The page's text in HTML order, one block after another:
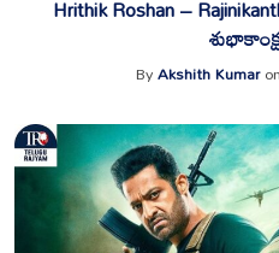
Hrithik Roshan –
ByAkshith Kumaron